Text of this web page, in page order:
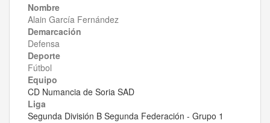
Nombre
Alain García Fernández
Demarcación
Defensa
Deporte
Fútbol
Equipo
CD Numancia de Soria SAD
Liga
Segunda División B Segunda Federación - Grupo 1